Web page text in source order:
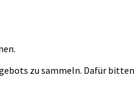
zu sammeln. Dafür